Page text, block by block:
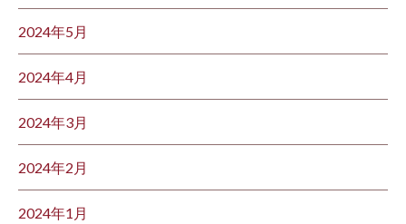
2024年5月
2024年4月
2024年3月
2024年2月
2024年1月